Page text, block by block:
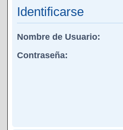
Identificarse
Nombre de Usuario:
Contraseña: